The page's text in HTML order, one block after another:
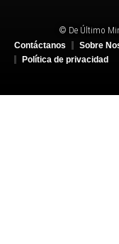
© De Último
Contáctanos
Sobre
Política de privacidad